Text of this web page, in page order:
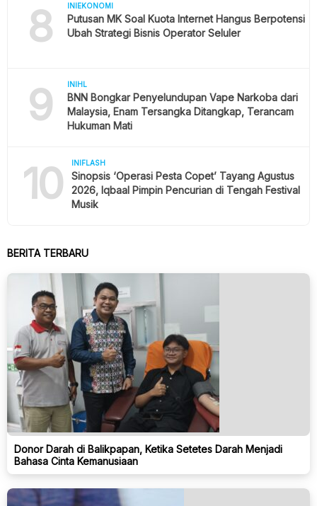
8 INIEKONOMI
Putusan MK Soal Kuota Internet Hangus Berpotensi
Ubah Strategi Bisnis Operator Seluler
9 INIHL
BNN Bongkar Penyelundupan Vape Narkoba dari
Malaysia, Enam Tersangka Ditangkap, Terancam
Hukuman Mati
10 INIFLASH
Sinopsis ‘Operasi Pesta Copet’ Tayang Agustus
2026, Iqbaal Pimpin Pencurian di Tengah Festival
Musik
BERITA TERBARU
Donor Darah di Balikpapan, Ketika Setetes Darah Menjadi
Bahasa Cinta Kemanusiaan